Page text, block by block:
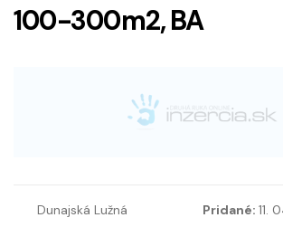
100-300m2, BA
Dunajská Lužná Pridané: 11.